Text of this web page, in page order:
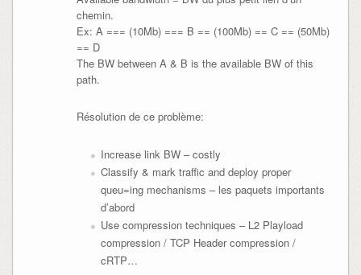
chemin.
Ex: A === (10Mb) === B == (100Mb) == C == (50Mb)
== D
The BW between A & B is the available BW of this
path.
Résolution de ce problème:
Increase link BW – costly
Classify & mark traffic and deploy proper
queu=ing mechanisms – les paquets importants
d’abord
Use compression techniques – L2 Playload
compression / TCP Header compression /
cRTP…